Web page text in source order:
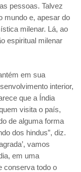
pessoas. Talvez
mundo e, apesar do
milenar. Lá, ao
espiritual milenar
em sua
interior,
que a Índia
visita o país,
de alguma forma
dos hindus”, diz.
vamos
em uma
conserva todo o